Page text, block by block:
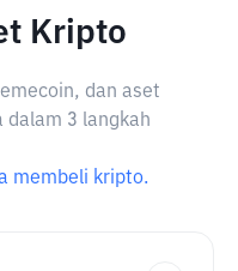
Kripto
dan aset
dalam 3 langkah
membeli kripto.